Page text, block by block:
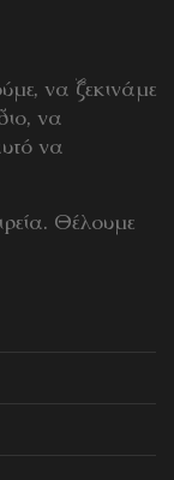
να ξεκινάμε
να
να
Θέλουμε